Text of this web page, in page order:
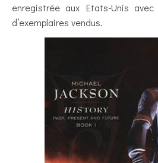
enregistrée aux Etats-Unis
d’exemplaires vendus.